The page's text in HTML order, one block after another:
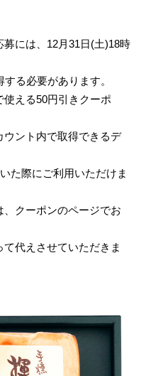
には、12月31日(土)18時
る必要があります。
える50円引きクーポ
ント内で取得できるデ
た際にご利用いただけま
クーポンのページでお
代えさせていただきま